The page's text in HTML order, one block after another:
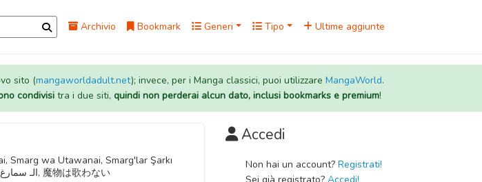
Archivio Bookmark Generi Tipo Ultime aggiunte
sito (mangaworldadult.net); invece, per i Manga classici, puoi utilizzare MangaWorld.
condivisitra i due siti, quindi non perderai alcun dato, inclusi bookmarks e premium!
Smarg wa Utawanai, Smarg'lar Şarkı
Söylemez, Smargs Don't Sing, الـ سمارغ لن يغني, 魔物は歌わない
Accedi
Non hai un account? Registrati!